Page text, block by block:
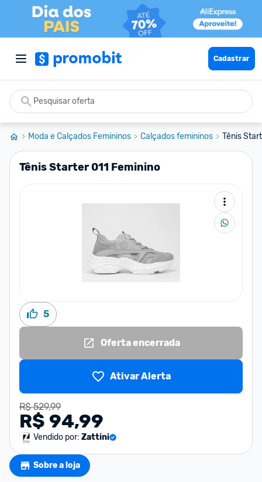
Cadastrar
Moda e Calçados Femininos Calçados femininos Tênis
Tênis Starter 011 Feminino
5
Oferta encerrada
Ativar Alerta
R$ 529,99
R$ 94,99
Vendido por: Zattini
Sobre a loja